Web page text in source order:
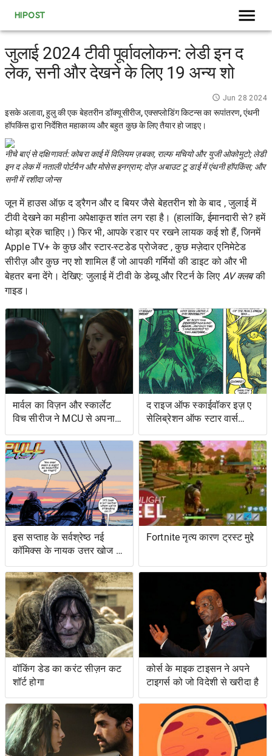
HIPOST
जुलाई 2024 टीवी पूर्वावलोकन: लेडी इन द
लेक, सनी और देखने के लिए 19 अन्य शो
Jun 28 2024
इसके अलावा, हुलु की एक बेहतरीन डॉक्यूसीरीज, एक्सप्लोडिंग किटन्स का रूपांतरण, एंथनी
हॉपकिंस द्वारा निर्देशित महाकाव्य और बहुत कुछ के लिए तैयार हो जाइए।
नीचे बाएं से दक्षिणावर्त: कोबरा काई में विलियम ज़बका, राल्फ मचियो और युजी ओकोमुटो; लेडी
इन द लेक में नताली पोर्टमैन और मोसेस इनग्राम; दोज़ अबाउट टू डाई में एंथनी हॉपकिंस; और
सनी में रशीदा जोन्स
जून में हाउस ऑफ़ द ड्रैगन औरद बियरजैसे बेहतरीन शो के बाद , जुलाई में
टीवी देखने का महीना अपेक्षाकृत शांत लग रहा है। (हालांकि, ईमानदारी से? हमें
थोड़ा ब्रेक चाहिए।) फिर भी, आपके रडार पर रखने लायक कई शो हैं, जिनमें
Apple TV+ के कुछ और स्टार-स्टडेड प्रोजेक्ट , कुछ मज़ेदार एनिमेटेड
सीरीज़ और कुछ नए शो शामिल हैं जो आपकी गर्मियों की डाइट को और भी
बेहतर बना देंगे। देखिए: जुलाई में टीवी के डेब्यू और रिटर्न के लिए AV क्लबकी
गाइड।
मार्वल का विज़न और स्कार्लेट
विच सीरीज ने MCU से अपना
शोअरनर चुना
द राइज ऑफ स्काईवॉकर इज़ ए
सेलिब्रेशन ऑफ स्टार वार्स
ओल्ड एक्सटेंडेड यूनिवर्स- एंड
इट्स ग्रेटेस्ट रेस्ट्यूडिएशन
इस सप्ताह के सर्वश्रेष्ठ नई
कॉमिक्स के नायक उत्तर खोज रहे
हैं ... और प्रतिशोध समुद्र पर
Fortnite नृत्य कारण ट्रस्ट मुद्दे
वॉकिंग डेड का करंट सीज़न कट
शॉर्ट होगा
कोर्स के माइक टाइसन ने अपने
टाइगर्स को जो विदेशी से खरीदा है